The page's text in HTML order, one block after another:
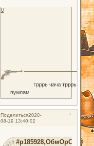
трррь чача трррь
пумпам
0
Поделиться 7
2020-
08-19 13:40:02
#p185928,ОбмОрОк